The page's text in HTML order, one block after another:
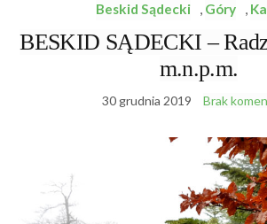
Beskid Sądecki , Góry ,
BESKID SĄDECKI –
m.n.p.m.
30 grudnia 2019 Brak